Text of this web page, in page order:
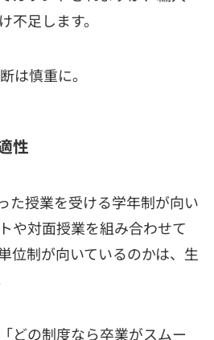
不足します。
は慎重に。
性
た授業を受ける学年制が向い
や対面授業を組み合わせて
位制が向いているのかは、生
どの制度なら卒業がスムー